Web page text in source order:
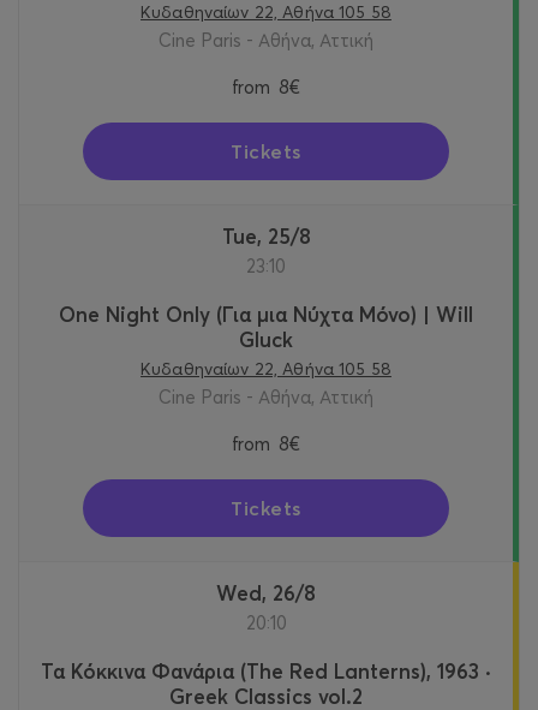
Κυδαθηναίων 22, Αθήνα 105 58
Cine Paris - Αθήνα, Αττική
from 8€
Tickets
Tue, 25/8
23:10
One Night Only (Για μια Νύχτα Μόνο) | Will
Gluck
Κυδαθηναίων 22, Αθήνα 105 58
Cine Paris - Αθήνα, Αττική
from 8€
Tickets
Wed, 26/8
20:10
Τα Κόκκινα Φανάρια (The Red Lanterns), 1963 ·
Greek Classics vol.2